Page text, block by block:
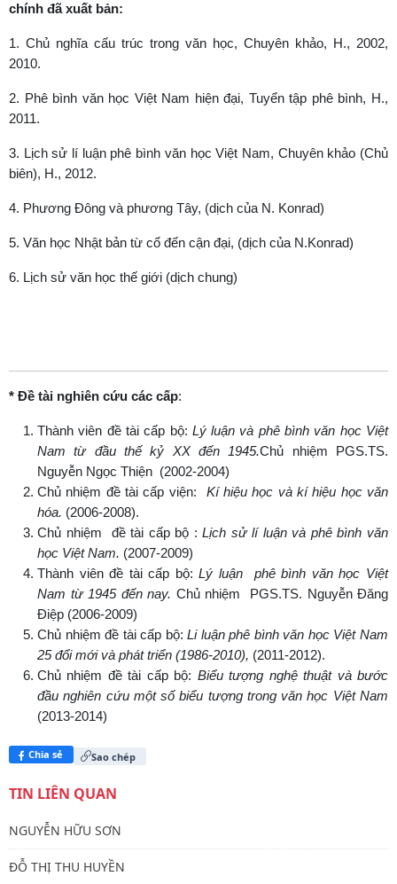
chính đã xuất bản:
1. Chủ nghĩa cấu trúc trong văn học, Chuyên khảo, H., 2002,
2010.
2. Phê bình văn học Việt Nam hiện đại, Tuyển tập phê bình, H.,
2011.
3. Lịch sử lí luận phê bình văn học Việt Nam, Chuyên khảo (Chủ
biên), H., 2012.
4. Phương Đông và phương Tây, (dịch của N. Konrad)
5. Văn học Nhật bản từ cổ đến cận đại, (dịch của N.Konrad)
6. Lịch sử văn học thế giới (dịch chung)
* Đề tài nghiên cứu các cấp:
Thành viên đề tài cấp bộ: Lý luận và phê bình văn học Việt
Nam từ đầu thế kỷ XX đến 1945.Chủ nhiệm PGS.TS.
Nguyễn Ngọc Thiện (2002-2004)
Chủ nhiệm đề tài cấp viện: Kí hiệu học và kí hiệu học văn
hóa. (2006-2008).
Chủ nhiệm đề tài cấp bộ :Lịch sử lí luận và phê bình văn
học Việt Nam. (2007-2009)
Thành viên đề tài cấp bộ:Lý luận phê bình văn học Việt
Nam từ 1945 đến nay. Chủ nhiệm PGS.TS. Nguyễn Đăng
Điệp (2006-2009)
Chủ nhiệm đề tài cấp bộ:Li luận phê bình văn học Việt Nam
25 đổi mới và phát triển (1986-2010), (2011-2012).
Chủ nhiệm đề tài cấp bộ: Biểu tượng nghệ thuật và bước
đầu nghiên cứu một số biểu tượng trong văn học Việt Nam
(2013-2014)
Chia sẻ Sao chép
TIN LIÊN QUAN
NGUYỄN HỮU SƠN
ĐỖ THỊ THU HUYỀN